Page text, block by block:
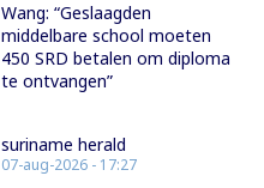
Wang: “Geslaagden
middelbare school moeten
450 SRD betalen om diploma
te ontvangen”
suriname herald
07-aug-2026 - 17:27